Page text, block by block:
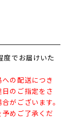
度でお届けいた
の配送につき
のご指定をさ
がございます。
めご了承くだ